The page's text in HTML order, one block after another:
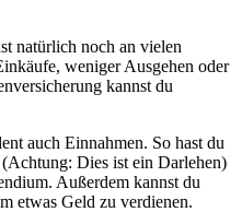
natürlich noch an vielen
weniger Ausgehen oder
kannst du
auch Einnahmen. So hast du
(Achtung: Dies ist ein Darlehen)
Außerdem kannst du
etwas Geld zu verdienen.